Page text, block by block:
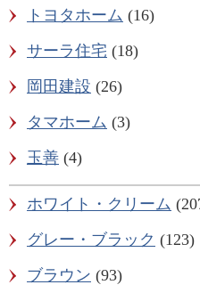
トヨタホーム (16)
サーラ住宅 (18)
岡田建設 (26)
タマホーム (3)
玉善 (4)
ホワイト・クリーム
グレー・ブラック (123)
ブラウン (93)